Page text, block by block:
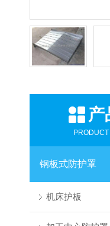
产
钢板式防护罩
机床护板